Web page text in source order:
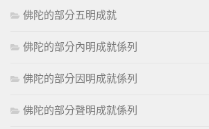
佛陀的部分五明成就
佛陀的部分內明成就係列
佛陀的部分因明成就係列
佛陀的部分聲明成就係列